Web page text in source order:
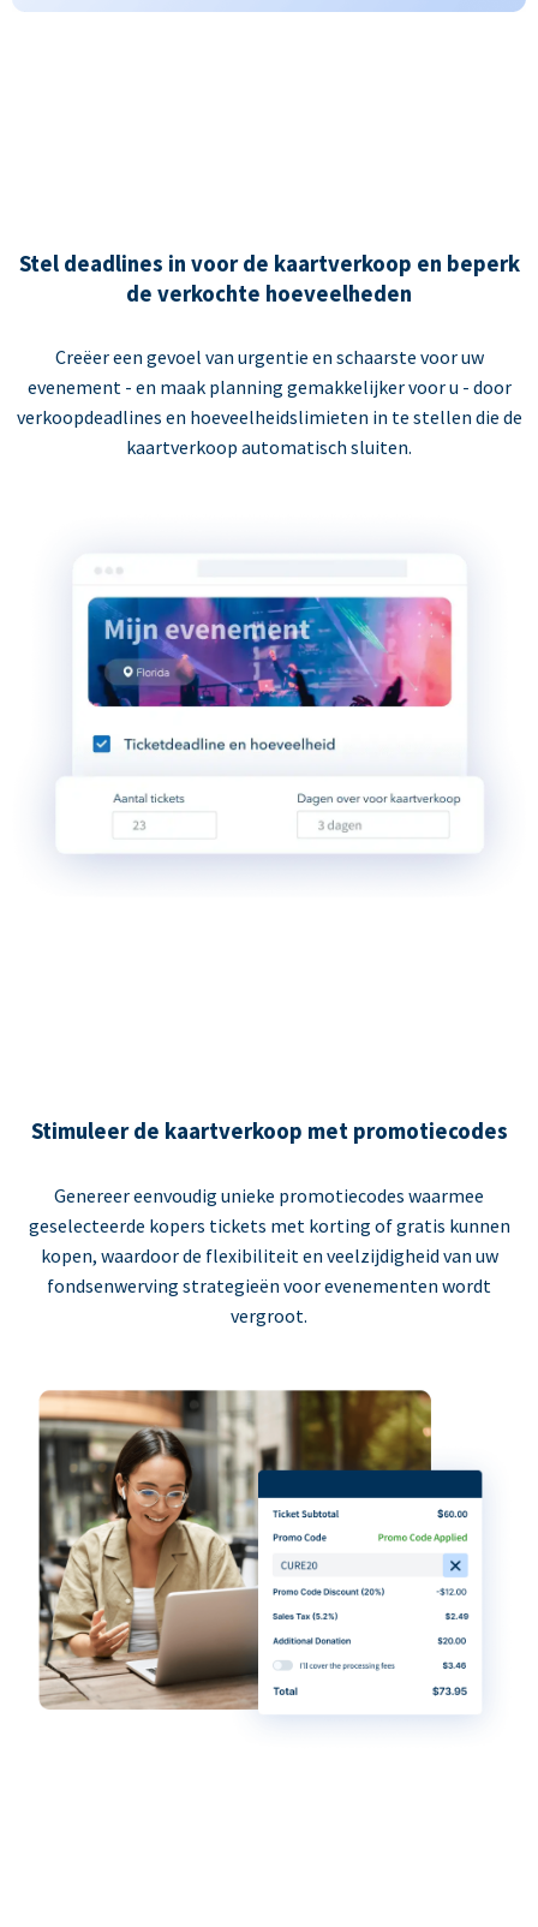
Stel deadlines in voor de kaartverkoop en beperk
de verkochte hoeveelheden
Creëer een gevoel van urgentie en schaarste voor uw
evenement - en maak planning gemakkelijker voor u - door
verkoopdeadlines en hoeveelheidslimieten in te stellen die de
kaartverkoop automatisch sluiten.
Stimuleer de kaartverkoop met promotiecodes
Genereer eenvoudig unieke promotiecodes waarmee
geselecteerde kopers tickets met korting of gratis kunnen
kopen, waardoor de flexibiliteit en veelzijdigheid van uw
fondsenwerving strategieën voor evenementen wordt
vergroot.